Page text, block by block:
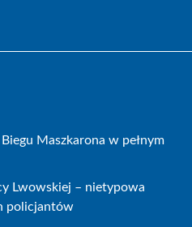
Maszkarona w pełnym
Lwowskiej – nietypowa
policjantów